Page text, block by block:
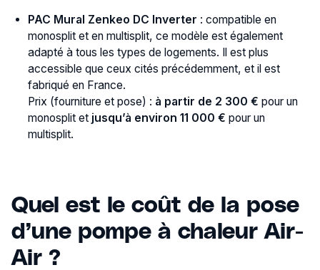
PAC Mural Zenkeo DC Inverter : compatible en
monosplit et en multisplit, ce modèle est également
adapté à tous les types de logements. Il est plus
accessible que ceux cités précédemment, et il est
fabriqué en France.
Prix (fourniture et pose) : à partir de 2 300 € pour un
monosplit et jusqu’à environ 11 000 € pour un
multisplit.
Quel est le coût de la pose
d’une pompe à chaleur Air-
Air ?